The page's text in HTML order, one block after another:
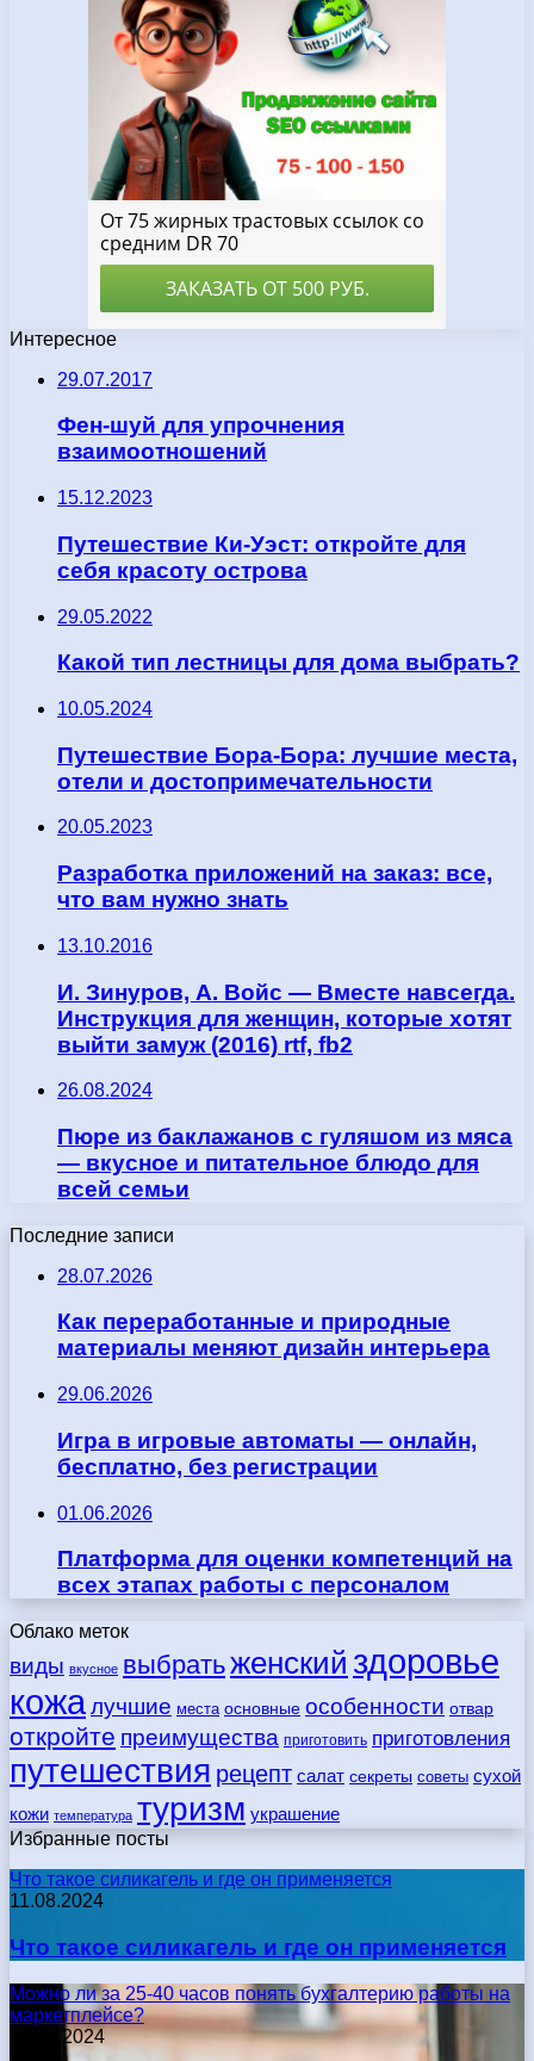
Интересное
29.07.2017
Фен-шуй для упрочнения
взаимоотношений
15.12.2023
Путешествие Ки-Уэст: откройте для
себя красоту острова
29.05.2022
Какой тип лестницы для дома выбрать?
10.05.2024
Путешествие Бора-Бора: лучшие места,
отели и достопримечательности
20.05.2023
Разработка приложений на заказ: все,
что вам нужно знать
13.10.2016
И. Зинуров, А. Войс — Вместе навсегда.
Инструкция для женщин, которые хотят
выйти замуж (2016) rtf, fb2
26.08.2024
Пюре из баклажанов с гуляшом из мяса
— вкусное и питательное блюдо для
всей семьи
Последние записи
28.07.2026
Как переработанные и природные
материалы меняют дизайн интерьера
29.06.2026
Игра в игровые автоматы — онлайн,
бесплатно, без регистрации
01.06.2026
Платформа для оценки компетенций на
всех этапах работы с персоналом
Облако меток
виды вкусное выбратьженский здоровье
кожалучшие места основные особенности отвар
откройте преимущества приготовить приготовления
путешествия рецепт салат секреты советы сухой
кожи температура туризм украшение
Избранные посты
Что такое силикагель и где он применяется
11.08.2024
Что такое силикагель и где он применяется
Можно ли за 25-40 часов понять бухгалтерию работы на
маркетплейсе?
17.05.2024